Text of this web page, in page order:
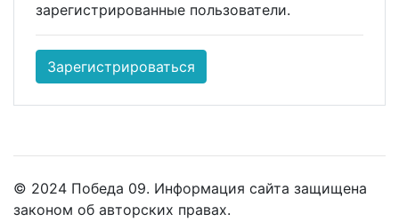
зарегистрированные пользователи.
Зарегистрироваться
© 2024 Победа 09. Информация сайта защищена
законом об авторских правах.